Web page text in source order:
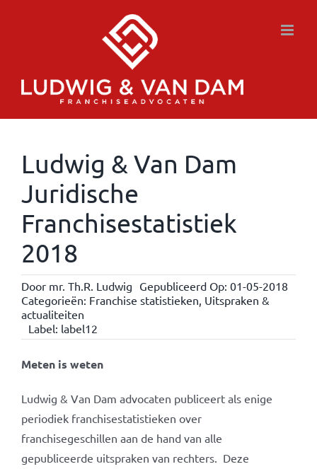
Ludwig & Van Dam
Juridische
Franchisestatistiek
2018
Door mr. Th.R. Ludwig Gepubliceerd Op: 01-05-2018
Categorieën: Franchise statistieken, Uitspraken &
actualiteiten
Label: label12
Meten is weten
Ludwig & Van Dam advocaten publiceert als enige
periodiek franchisestatistieken over
franchisegeschillen aan de hand van alle
gepubliceerde uitspraken van rechters. Deze